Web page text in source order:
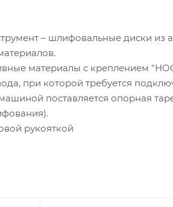
– шлифовальные диски из
материалы с креплением
при которой требуется
поставляется опорная
рукояткой